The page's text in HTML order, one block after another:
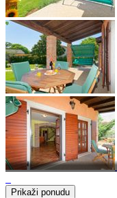
Prikaži ponudu